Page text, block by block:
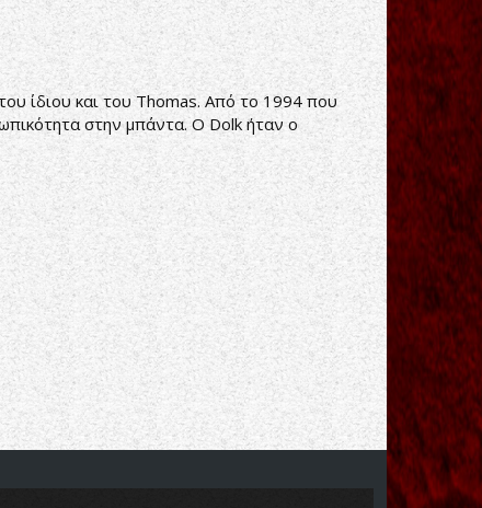
ίδιου και του Thomas. Από το 1994 που
στην μπάντα. Ο Dolk ήταν ο